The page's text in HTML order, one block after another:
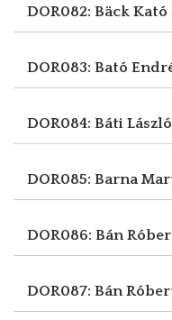
DOR082: Bäck Kató
DOR083: Bató
DOR084: Báti László
DOR085: Barna
DOR086: Bán
DOR087: Bán